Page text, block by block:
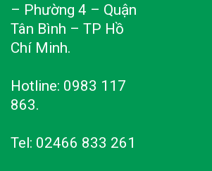
– Phường 4 – Quận
Tân Bình – TP Hồ
Chí Minh.
Hotline: 0983 117
863.
Tel: 02466 833 261